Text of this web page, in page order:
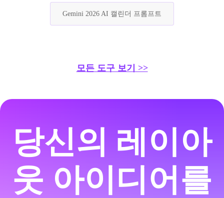
Gemini 2026 AI 캘린더 프롬프트
모든 도구 보기 >>
당신의 레이아
웃 아이디어를